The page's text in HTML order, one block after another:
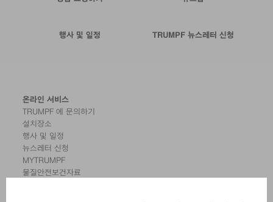
행사 및 일정 TRUMPF 뉴스레터 신청
온라인 서비스
TRUMPF 에 문의하기
설치장소
행사 및 일정
뉴스레터 신청
MYTRUMPF
물질안전보건자료